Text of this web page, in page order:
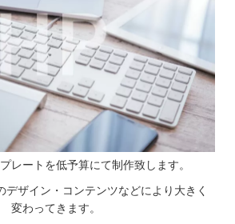
レートを低予算にて制作致します。
デザイン・コンテンツなどにより大きく
変わってきます。